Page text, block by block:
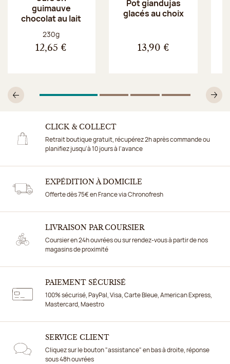
guimauve
chocolat au lait
Poids net :
230g
12,65 €
Pot giandujas
glacés au choix
13,90 €
Précédent
1Sur 4 2Sur 4
3Sur 4
4Sur 4
CLICK & COLLECT
Retrait boutique gratuit, récupérez 2h après commande ou
planifiez jusqu'à 10 jours à l'avance
EXPÉDITION À DOMICILE
Offerte dès 75€ en France via Chronofresh
LIVRAISON PAR COURSIER
Coursier en 24h ouvrées ou sur rendez-vous à partir de nos
magasins de proximité
PAIEMENT SÉCURISÉ
100% sécurisé, PayPal, Visa, Carte Bleue, American Express,
Mastercard, Maestro
SERVICE CLIENT
Cliquez sur le bouton "assistance" en bas à droite, réponse
sous 48h ouvrées